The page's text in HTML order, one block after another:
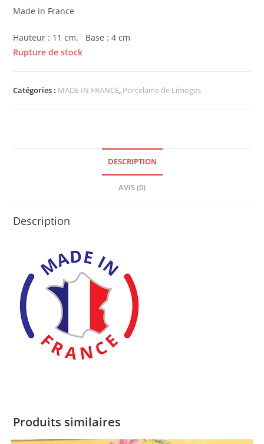
Made in France
Hauteur : 11 cm. Base : 4 cm
Rupture de stock
Catégories : MADE IN FRANCE, Porcelaine de Limoges
DESCRIPTION
AVIS (0)
Description
Produits similaires